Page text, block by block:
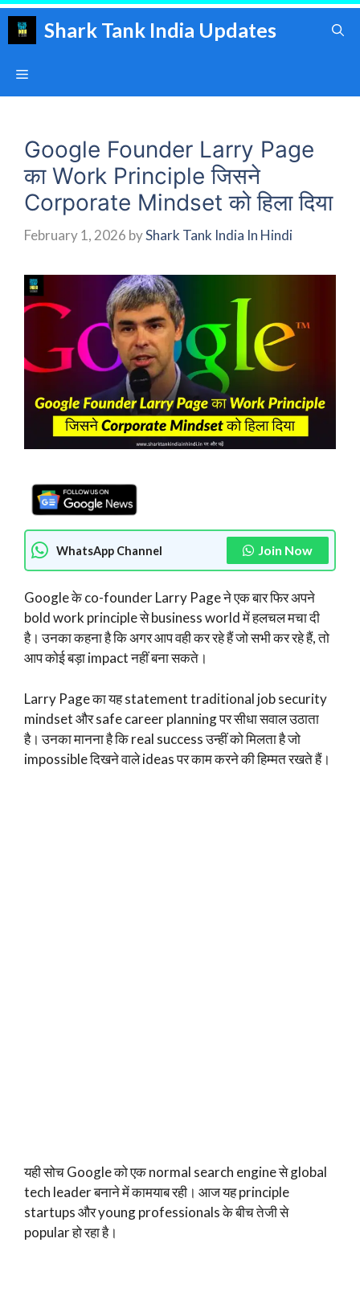
Skip
Shark Tank India Updates
Menu
Google Founder Larry Page
का Work Principle जिसने
Corporate Mindset को हिला दिया
February 1, 2026 byShark Tank India In Hindi
WhatsApp Channel Join Now
Google के co-founder Larry Page ने एक बार फिर अपने
bold work principle से business world में हलचल मचा दी
है। उनका कहना है कि अगर आप वही कर रहे हैं जो सभी कर रहे हैं, तो
आप कोई बड़ा impact नहीं बना सकते।
Larry Page का यह statement traditional job security
mindset और safe career planning पर सीधा सवाल उठाता
है। उनका मानना है कि real success उन्हीं को मिलता है जो
impossible दिखने वाले ideas पर काम करने की हिम्मत रखते हैं।
यही सोच Google को एक normal search engine से global
tech leader बनाने में कामयाब रही। आज यह principle
startups और young professionals के बीच तेजी से
popular हो रहा है।